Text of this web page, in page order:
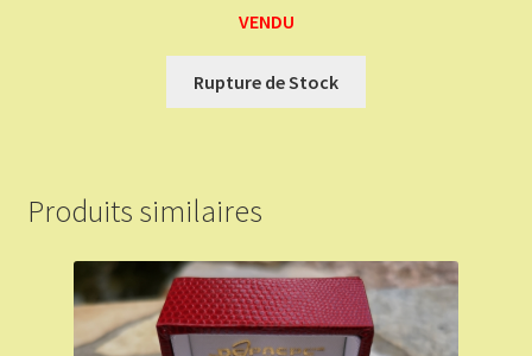
VENDU
Rupture de Stock
Produits similaires